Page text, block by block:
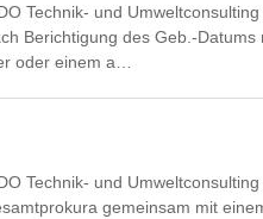
Technik- und
Berichtigung des Geb.-
oder einem a…
Technik- und
gemeinsam mit